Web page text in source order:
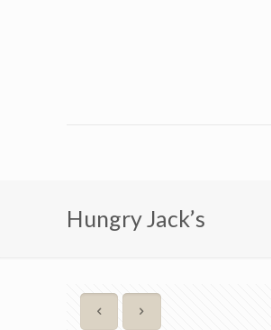
Hungry Jack’s